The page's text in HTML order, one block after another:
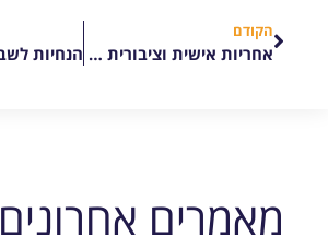
הקודם
אחריות אישית וציבורית בחיסון לחצבת
מאמרים אחרונים